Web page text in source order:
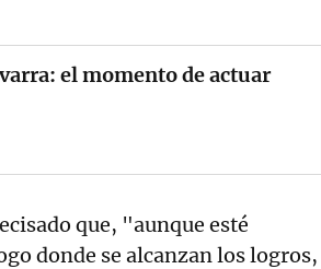
el momento de actuar
que, "aunque esté
donde se alcanzan los logros,